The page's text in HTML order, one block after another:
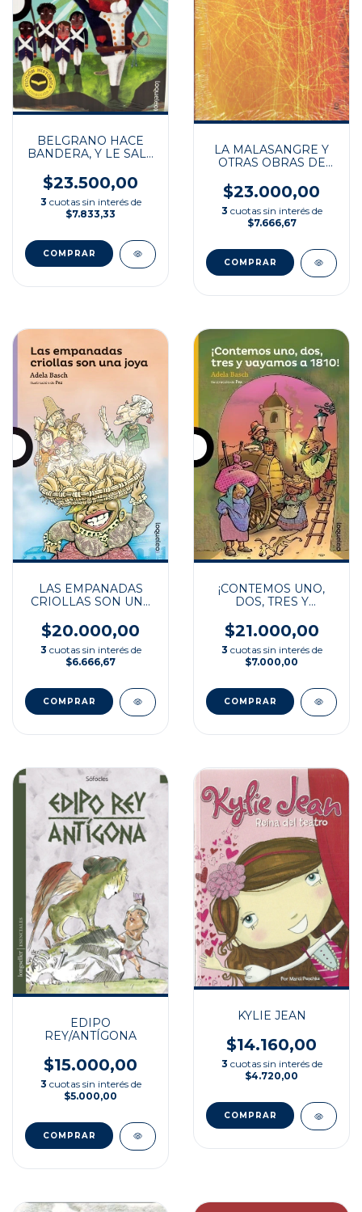
BELGRANO HACE
BANDERA, Y LE SALE
$23.500,00
3 cuotas sin interés de
$7.833,33
LA MALASANGRE Y
OTRAS OBRAS DE
$23.000,00
3 cuotas sin interés de
$7.666,67
LAS EMPANADAS
CRIOLLAS SON UNA
$20.000,00
3 cuotas sin interés de
$6.666,67
¡CONTEMOS UNO,
DOS, TRES Y
$21.000,00
3 cuotas sin interés de
$7.000,00
EDIPO
REY/ANTÍGONA
$15.000,00
3 cuotas sin interés de
$5.000,00
KYLIE JEAN
$14.160,00
3 cuotas sin interés de
$4.720,00